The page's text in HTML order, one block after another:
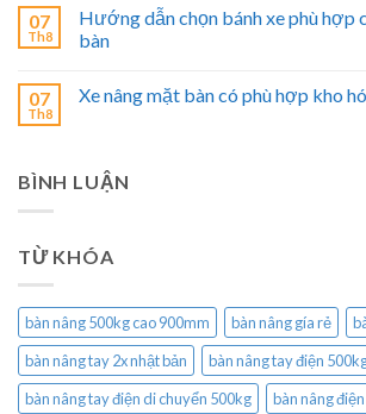
07
Th8
Hướng dẫn chọn bánh xe phù hợp
bàn
07
Th8
Xe nâng mặt bàn có phù hợp kho
BÌNH LUẬN
TỪ KHÓA
bàn nâng 500kg cao 900mm bàn nâng gía rẻ
bàn nâng tay 2x nhật bản
bàn nâng tay điện
bàn nâng tay điện di chuyển 500kg
bàn nâng